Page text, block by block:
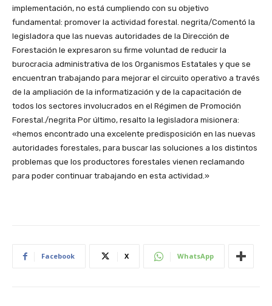
implementación, no está cumpliendo con su objetivo
fundamental: promover la actividad forestal. negrita/Comentó la
legisladora que las nuevas autoridades de la Dirección de
Forestación le expresaron su firme voluntad de reducir la
burocracia administrativa de los Organismos Estatales y que se
encuentran trabajando para mejorar el circuito operativo a través
de la ampliación de la informatización y de la capacitación de
todos los sectores involucrados en el Régimen de Promoción
Forestal./negrita Por último, resalto la legisladora misionera:
«hemos encontrado una excelente predisposición en las nuevas
autoridades forestales, para buscar las soluciones a los distintos
problemas que los productores forestales vienen reclamando
para poder continuar trabajando en esta actividad.»
Facebook X WhatsApp